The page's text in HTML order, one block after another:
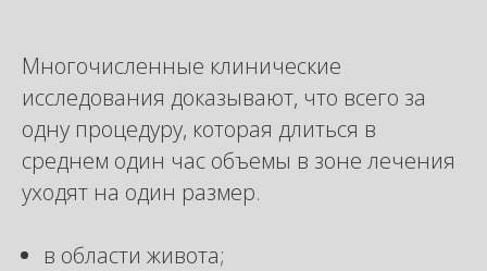
Многочисленные клинические
исследования доказывают, что всего за
одну процедуру, которая длиться в
среднем один час объемы в зоне лечения
уходят на один размер.
в области живота;